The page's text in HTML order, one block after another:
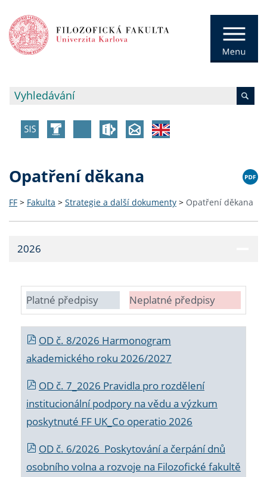
Opatření děkana
FF > Fakulta > Strategie a další dokumenty > Opatření děkana
2026
Platné předpisy Neplatné předpisy
OD č. 8/2026 Harmonogram
akademického roku 2026/2027
OD č. 7_2026 Pravidla pro rozdělení
institucionální podpory na vědu a výzkum
poskytnuté FF UK_Co operatio 2026
OD č. 6/2026 Poskytování a čerpání dnů
osobního volna a rozvoje na Filozofické fakultě